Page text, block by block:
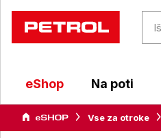
eShop Na poti
Vse za otroke